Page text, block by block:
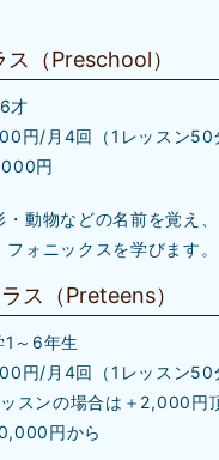
（Preschool）
才
円/月4回（1レッスン50
円
動物などの名前を覚え、
ォニックスを学びます。
ス（Preteens）
～6年生
円/月4回（1レッスン50
スンの場合は＋2,000円
円から